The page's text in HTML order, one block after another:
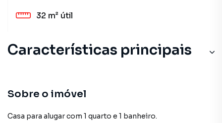
32 m² útil
Características principais
Sobre o imóvel
Casa para alugar com 1 quarto e 1 banheiro.